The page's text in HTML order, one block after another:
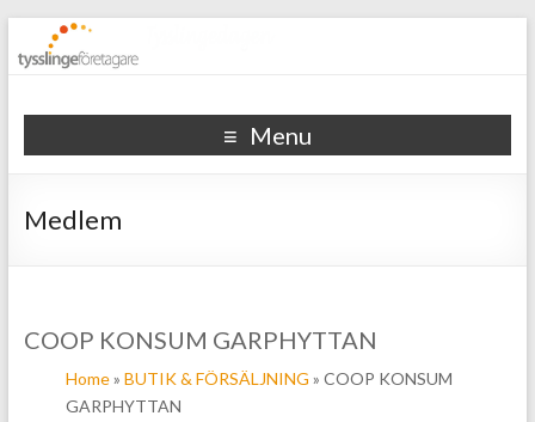
Tysslinge företagare
Menu
Medlem
COOP KONSUM GARPHYTTAN
Home» BUTIK & FÖRSÄLJNING » COOP KONSUM
GARPHYTTAN